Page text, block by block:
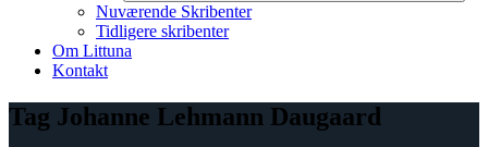
Nuværende Skribenter
Tidligere skribenter
Om Littuna
Kontakt
Tag Johanne Lehmann Daugaard